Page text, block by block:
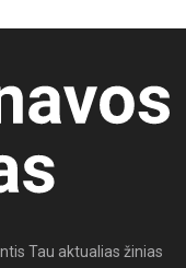
Tau aktualias žinias